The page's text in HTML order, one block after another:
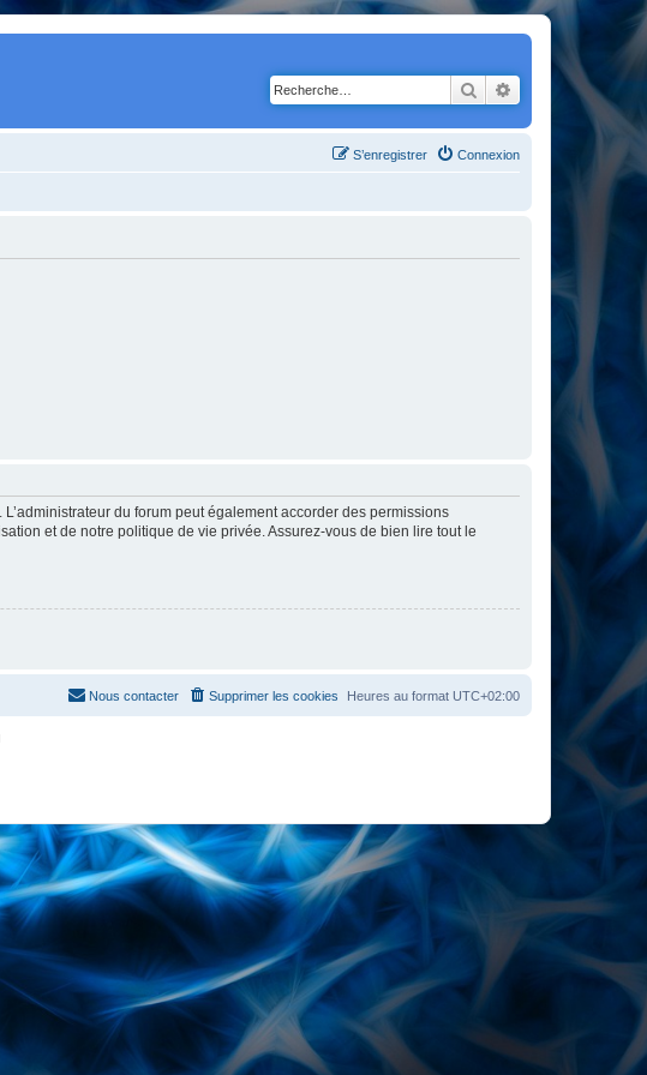
RechercherRecherche
Connexion
S’enregistrer
du forum peut également accorder des permissions
et de notre politique de vie privée. Assurez-vous de bien lire tout le
Heures au format UTC+02:00
Supprimer les cookies
Nous contacter